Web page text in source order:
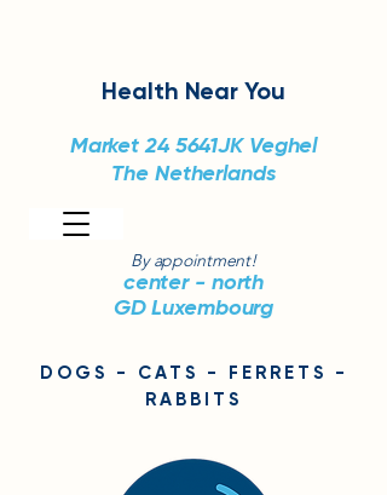
By appointment!
center - north
GD Luxembourg
Health Near You
DOGS - CATS - FERRETS -
RABBITS
Market 24 5641JK Veghel
The Netherlands